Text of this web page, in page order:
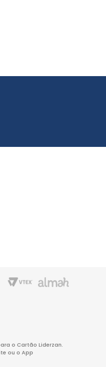
o Cartão Liderzan.
ou o App